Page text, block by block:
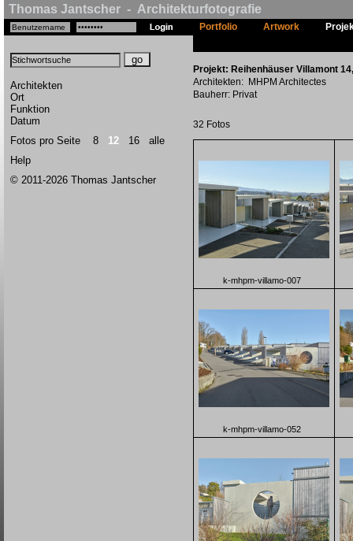
Thomas Jantscher - Architekturfotografie
Architekten
Ort
Funktion
Datum
Fotos pro Seite 8 12 16
alle
Help
© 2011-2026 Thomas Jantscher
Portfolio Artwork
Projekt: Reihenhäuser Villamont
Architekten: MHPM Architectes
Bauherr: Privat
32 Fotos
k-mhpm-villamo-007
k-mhpm-villamo-052